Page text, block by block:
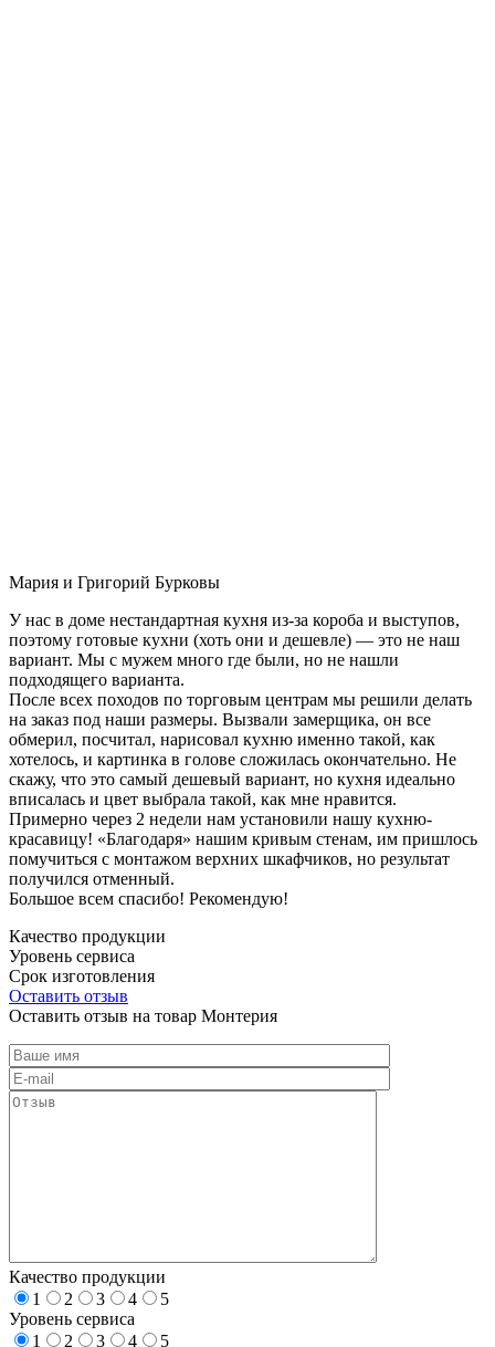
Мария и Григорий Бурковы
У нас в доме нестандартная кухня из-за короба и выступов,
поэтому готовые кухни (хоть они и дешевле) — это не наш
вариант. Мы с мужем много где были, но не нашли
подходящего варианта.
После всех походов по торговым центрам мы решили делать
на заказ под наши размеры. Вызвали замерщика, он все
обмерил, посчитал, нарисовал кухню именно такой, как
хотелось, и картинка в голове сложилась окончательно. Не
скажу, что это самый дешевый вариант, но кухня идеально
вписалась и цвет выбрала такой, как мне нравится.
Примерно через 2 недели нам установили нашу кухню-
красавицу! «Благодаря» нашим кривым стенам, им пришлось
помучиться с монтажом верхних шкафчиков, но результат
получился отменный.
Большое всем спасибо! Рекомендую!
Качество продукции
Уровень сервиса
Срок изготовления
Оставить отзыв
Оставить отзыв на товар Монтерия
Качество продукции
1
2 3 4
5
Уровень сервиса
1
2 3 4
5